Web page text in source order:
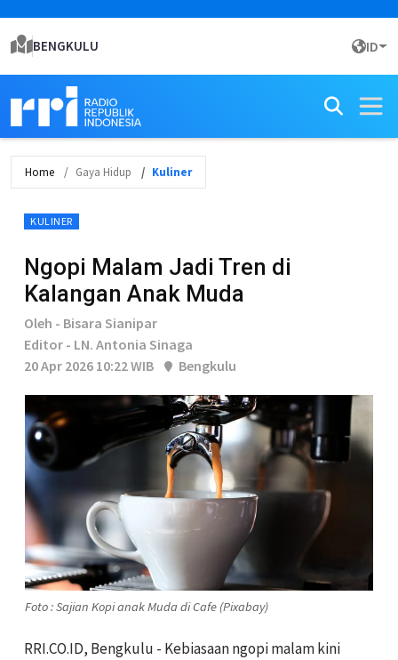
BENGKULU ID
Home Gaya Hidup Kuliner
KULINER
Ngopi Malam Jadi Tren di
Kalangan Anak Muda
Oleh - Bisara Sianipar
Editor - LN. Antonia Sinaga
20 Apr 2026 10:22 WIB
Bengkulu
Foto : Sajian Kopi anak Muda di Cafe (Pixabay)
RRI.CO.ID, Bengkulu - Kebiasaan ngopi malam kini